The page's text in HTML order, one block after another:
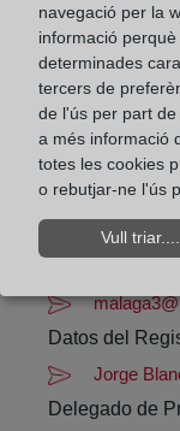
Horario:
De lunes a
Agosto: De
Los días 24 y
horas
Datos de
(95) 228
Datos del
Jorge
Delegado de
navegació per la
informació
determinades
tercers de
de l'ús per part
a més informació
totes les cookies
o rebutjar-ne l'ús
Vull triar....